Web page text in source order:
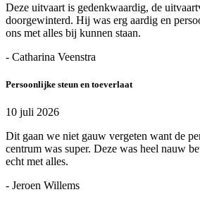
Deze uitvaart is gedenkwaardig, de
doorgewinterd. Hij was erg aardig en
ons met alles bij kunnen staan.
- Catharina Veenstra
Persoonlijke steun en toeverlaat
10 juli 2026
Dit gaan we niet gauw vergeten want de
centrum was super. Deze was heel nauw
echt met alles.
- Jeroen Willems